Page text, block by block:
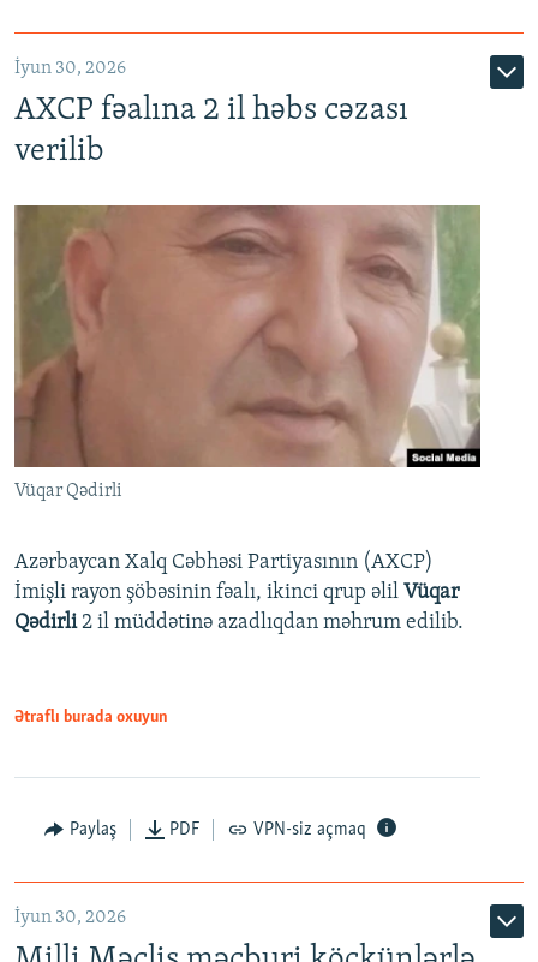
İyun 30, 2026
AXCP fəalına 2 il həbs cəzası
verilib
Vüqar Qədirli
Azərbaycan Xalq Cəbhəsi Partiyasının (AXCP)
İmişli rayon şöbəsinin fəalı, ikinci qrup əlil Vüqar
Qədirli2 il müddətinə azadlıqdan məhrum edilib.
Ətraflı burada oxuyun
Paylaş PDF VPN-siz açmaq
İyun 30, 2026